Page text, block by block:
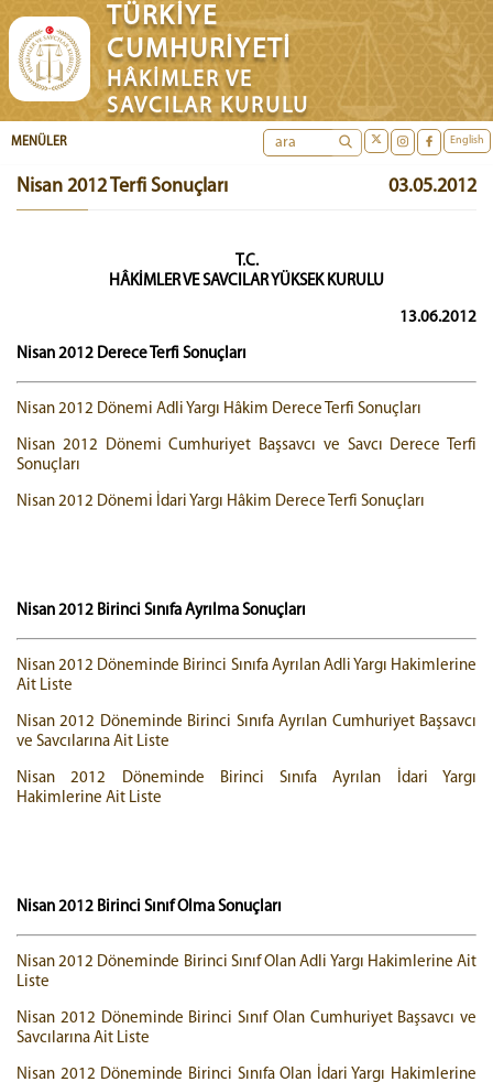
TÜRKİYE
CUMHURİYETİ
HÂKİMLER VE
SAVCILAR KURULU
English
MENÜLER
Nisan 2012 Terfi Sonuçları 03.05.2012
T.C.
HÂKİMLER VE SAVCILAR YÜKSEK KURULU
13.06.2012
Nisan 2012 Derece Terfi Sonuçları
Nisan 2012 Dönemi Adli Yargı Hâkim Derece Terfi Sonuçları
Nisan 2012 Dönemi Cumhuriyet Başsavcı ve Savcı Derece Terfi
Sonuçları
Nisan 2012 Dönemi İdari Yargı Hâkim Derece Terfi Sonuçları
Nisan 2012 Birinci Sınıfa Ayrılma Sonuçları
Nisan 2012 Döneminde Birinci Sınıfa Ayrılan Adli Yargı Hakimlerine
Ait Liste
Nisan 2012 Döneminde Birinci Sınıfa Ayrılan Cumhuriyet Başsavcı
ve Savcılarına Ait Liste
Nisan 2012 Döneminde Birinci Sınıfa Ayrılan İdari Yargı
Hakimlerine Ait Liste
Nisan 2012 Birinci Sınıf Olma Sonuçları
Nisan 2012 Döneminde Birinci Sınıf Olan Adli Yargı Hakimlerine Ait
Liste
Nisan 2012 Döneminde Birinci Sınıf Olan Cumhuriyet Başsavcı ve
Savcılarına Ait Liste
Nisan 2012 Döneminde Birinci Sınıfa Olan İdari Yargı Hakimlerine